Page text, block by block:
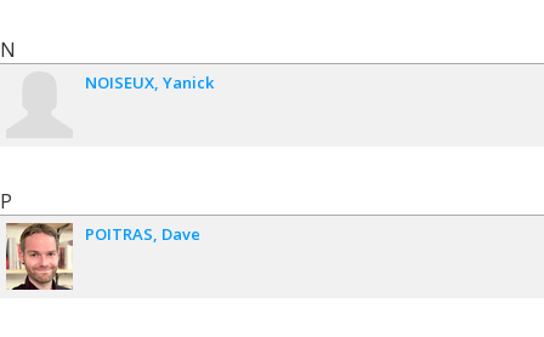
N
NOISEUX Yanick
P
POITRAS Dave